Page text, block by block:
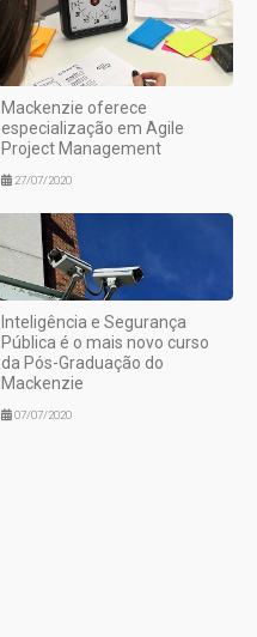
Mackenzie oferece
especialização em Agile
Project Management
27/07/2020
Inteligência e Segurança
Pública é o mais novo curso
da Pós-Graduação do
Mackenzie
07/07/2020